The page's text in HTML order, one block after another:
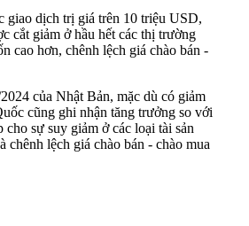
giao dịch trị giá trên 10 triệu USD,
cắt giảm ở hầu hết các thị trường
cao hơn, chênh lệch giá chào bán -
của Nhật Bản, mặc dù có giảm
cũng ghi nhận tăng trưởng so với
sự suy giảm ở các loại tài sản
lệch giá chào bán - chào mua